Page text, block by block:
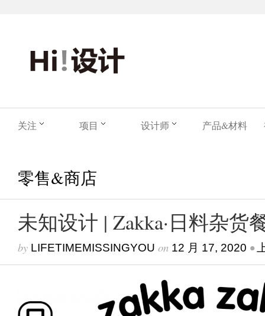
关注 项目 设计师 产品&材料
零售&商店
未知设计 | Zakka·日料杂货
by LIFETIMEMISSINGYOU on 12 月 17, 2020 •